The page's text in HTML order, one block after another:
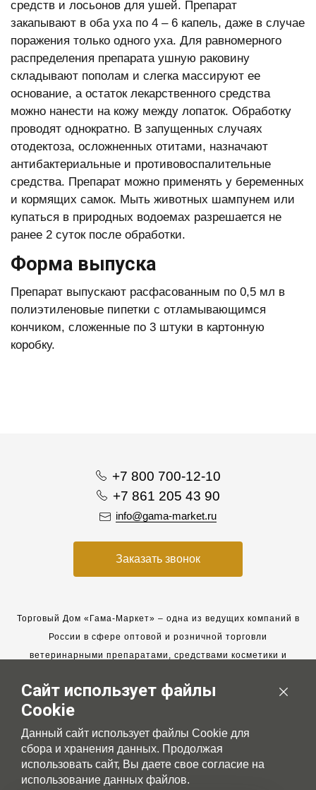
средств и лосьонов для ушей. Препарат
закапывают в оба уха по 4 – 6 капель, даже в случае
поражения только одного уха. Для равномерного
распределения препарата ушную раковину
складывают пополам и слегка массируют ее
основание, а остаток лекарственного средства
можно нанести на кожу между лопаток. Обработку
проводят однократно. В запущенных случаях
отодектоза, осложненных отитами, назначают
антибактериальные и противовоспалительные
средства. Препарат можно применять у беременных
и кормящих самок. Мыть животных шампунем или
купаться в природных водоемах разрешается не
ранее 2 суток после обработки.
Форма выпуска
Препарат выпускают расфасованным по 0,5 мл в
полиэтиленовые пипетки с отламывающимся
кончиком, сложенные по 3 штуки в картонную
коробку.
+7 800 700-12-10
+7 861 205 43 90
info@gama-market.ru
Заказать звонок
Торговый Дом «Гама-Маркет» – одна из ведущих компаний в
России в сфере оптовой и розничной торговли
ветеринарными препаратами, средствами косметики и
Мы работаем с 2005 года. Мы приглашаем к сотрудничеству
новых клиентов и всегда рассчитываем на взаимовыгодные,
долгосрочные партнерские отношения.
Сайт использует файлы
Cookie
Данный сайт использует файлы Cookie для
сбора и хранения данных. Продолжая
использовать сайт, Вы даете свое согласие на
использование данных файлов.